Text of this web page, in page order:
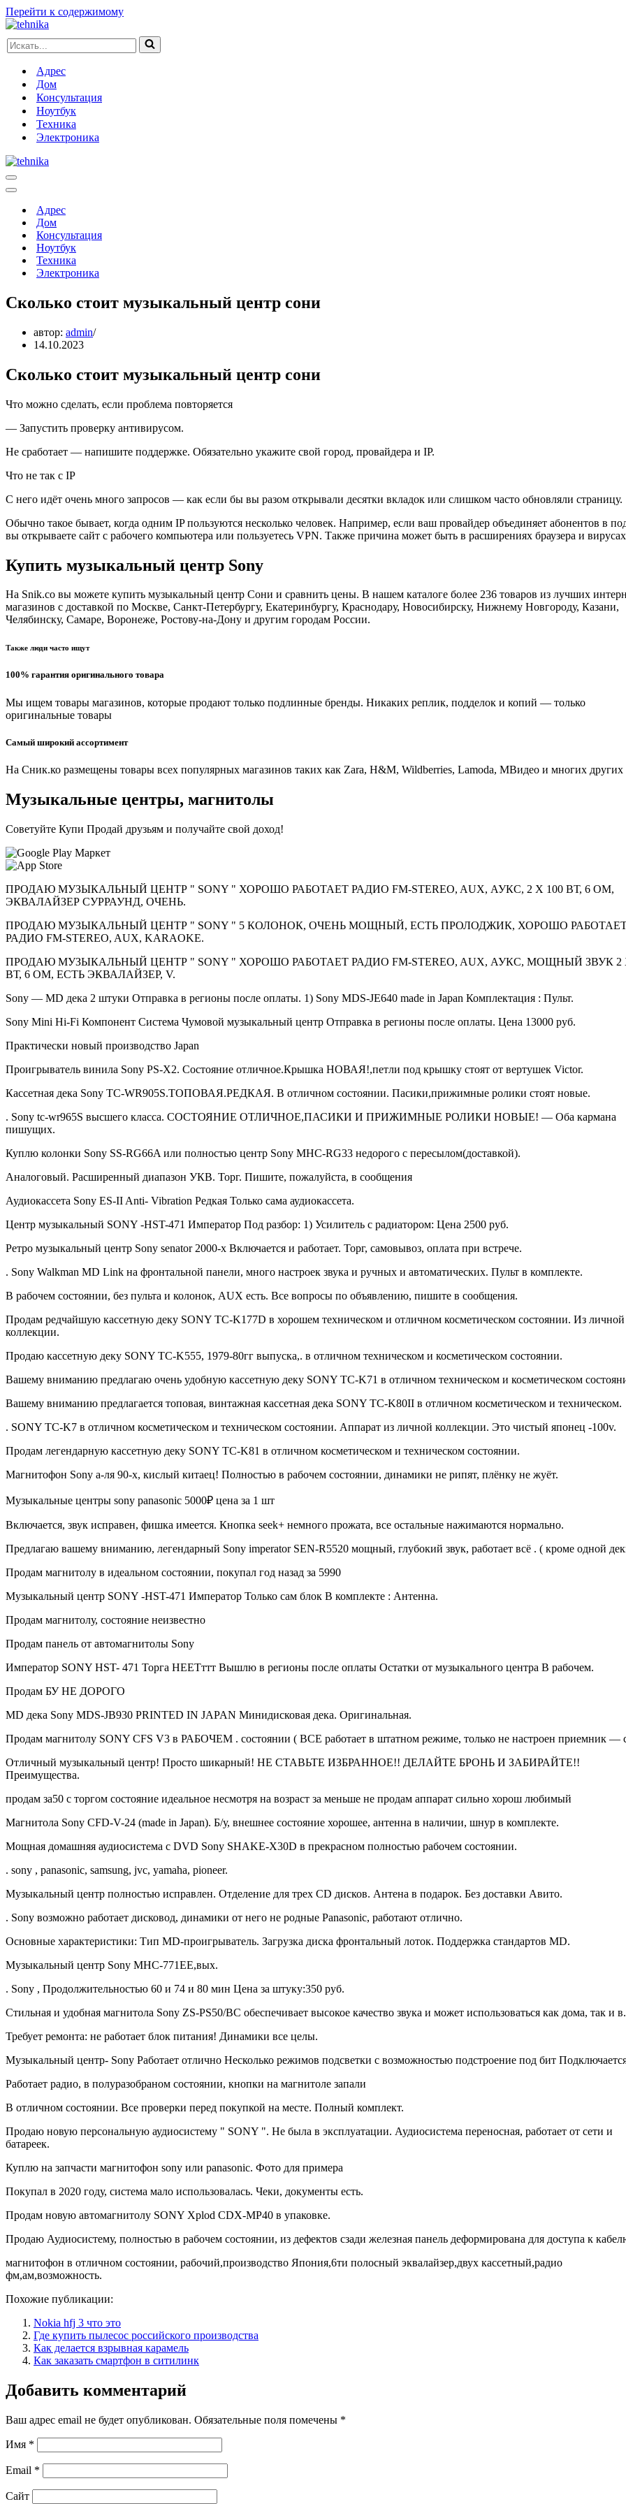
Перейти к содержимому
Искать...
Адрес
Дом
Консультация
Ноутбук
Техника
Электроника
Меню
навигации
Меню
навигацииАдрес
Дом
Консультация
Ноутбук
Техника
Электроника
Сколько стоит музыкальный центр сони
автор: admin
14.10.2023
Сколько стоит музыкальный центр сони
Что можно сделать, если проблема повторяется
— Запустить проверку антивирусом.
Не сработает — напишите поддержке. Обязательно укажите свой город, провайдера и IP.
Что не так с IP
С него идёт очень много запросов — как если бы вы разом открывали десятки вкладок или слишком часто обновляли страницу.
Обычно такое бывает, когда одним IP пользуются несколько человек. Например, если ваш провайдер объединяет абонентов в
вы открываете сайт с рабочего компьютера или пользуетесь VPN. Также причина может быть в расширениях браузера и
Купить музыкальный центр Sony
На Snik.co вы можете купить музыкальный центр Сони и сравнить цены. В нашем каталоге более 236 товаров из лучших
магазинов с доставкой по Москве, Санкт-Петербургу, Екатеринбургу, Краснодару, Новосибирску, Нижнему Новгороду, Казани,
Челябинску, Самаре, Воронеже, Ростову-на-Дону и другим городам России.
Также люди часто ищут
100% гарантия оригинального товара
Мы ищем товары магазинов, которые продают только подлинные бренды. Никаких реплик, подделок и копий — только
оригинальные товары
Самый широкий ассортимент
На Сник.ко размещены товары всех популярных магазинов таких как Zara, H&M, Wildberries, Lamoda, МВидео и многих других
Музыкальные центры, магнитолы
Советуйте Купи Продай друзьям и получайте свой доход!
ПРОДАЮ МУЗЫКАЛЬНЫЙ ЦЕНТР " SONY " ХОРОШО РАБОТАЕТ РАДИО FM-STEREO, AUX, АУКС, 2 Х 100 ВТ, 6 ОМ,
ЭКВАЛАЙЗЕР СУРРАУНД, ОЧЕНЬ.
ПРОДАЮ МУЗЫКАЛЬНЫЙ ЦЕНТР " SONY " 5 КОЛОНОК, ОЧЕНЬ МОЩНЫЙ, ЕСТЬ ПРОЛОДЖИК, ХОРОШО
РАДИО FM-STEREO, AUX, KARAOKE.
ПРОДАЮ МУЗЫКАЛЬНЫЙ ЦЕНТР " SONY " ХОРОШО РАБОТАЕТ РАДИО FM-STEREO, AUX, АУКС, МОЩНЫЙ ЗВУК 2
ВТ, 6 ОМ, ЕСТЬ ЭКВАЛАЙЗЕР, V.
Sony — MD дека 2 штуки Отправка в регионы после оплаты. 1) Sony MDS-JE640 made in Japan Комплектация : Пульт.
Sony Mini Hi-Fi Компонент Система Чумовой музыкальный центр Отправка в регионы после оплаты. Цена 13000 руб.
Практически новый производство Japan
Проигрыватель винила Sony PS-X2. Состояние отличное.Крышка НОВАЯ!,петли под крышку стоят от вертушек Victor.
Кассетная дека Sony TC-WR905S.ТОПОВАЯ.РЕДКАЯ. В отличном состоянии. Пасики,прижимные ролики стоят новые.
. Sony tc-wr965S высшего класса. СОСТОЯНИЕ ОТЛИЧНОЕ,ПАСИКИ И ПРИЖИМНЫЕ РОЛИКИ НОВЫЕ! — Оба кармана
пишущих.
Куплю колонки Sony SS-RG66A или полностью центр Sony MHC-RG33 недорого с пересылом(доставкой).
Аналоговый. Расширенный диапазон УКВ. Торг. Пишите, пожалуйста, в сообщения
Аудиокассета Sony ES-II Anti- Vibration Редкая Только сама аудиокассета.
Центр музыкальный SONY -HST-471 Император Под разбор: 1) Усилитель с радиатором: Цена 2500 руб.
Ретро музыкальный центр Sony senator 2000-х Включается и работает. Торг, самовывоз, оплата при встрече.
. Sony Walkman MD Link на фронтальной панели, много настроек звука и ручных и автоматических. Пульт в комплекте.
В рабочем состоянии, без пульта и колонок, AUX есть. Все вопросы по объявлению, пишите в сообщения.
Продам редчайшую кассетную деку SONY TC-K177D в хорошем техническом и отличном косметическом состоянии. Из личной
коллекции.
Продаю кассетную деку SONY TC-K555, 1979-80гг выпуска,. в отличном техническом и косметическом состоянии.
Вашему вниманию предлагаю очень удобную кассетную деку SONY TC-K71 в отличном техническом и косметическом
Вашему вниманию предлагается топовая, винтажная кассетная дека SONY TC-K80II в отличном косметическом и техническом.
. SONY TC-K7 в отличном косметическом и техническом состоянии. Аппарат из личной коллекции. Это чистый японец -100v.
Продам легендарную кассетную деку SONY TC-K81 в отличном косметическом и техническом состоянии.
Магнитофон Sony а-ля 90-х, кислый китаец! Полностью в рабочем состоянии, динамики не рипят, плёнку не жуёт.
Музыкальные центры sony panasonic 5000₽ цена за 1 шт
Включается, звук исправен, фишка имеется. Кнопка seek+ немного прожата, все остальные нажимаются нормально.
Предлагаю вашему вниманию, легендарный Sony imperator SEN-R5520 мощный, глубокий звук, работает всё . ( кроме одной
Продам магнитолу в идеальном состоянии, покупал год назад за 5990
Музыкальный центр SONY -HST-471 Император Только сам блок В комплекте : Антенна.
Продам магнитолу, состояние неизвестно
Продам панель от автомагнитолы Sony
Император SONY HST- 471 Торга НЕЕТттт Вышлю в регионы после оплаты Остатки от музыкального центра В рабочем.
Продам БУ НЕ ДОРОГО
MD дека Sony MDS-JB930 PRINTED IN JAPAN Минидисковая дека. Оригинальная.
Продам магнитолу SONY CFS V3 в РАБОЧЕМ . состоянии ( ВСЕ работает в штатном режиме, только не настроен приемник —
Отличный музыкальный центр! Просто шикарный! НЕ СТАВЬТЕ ИЗБРАННОЕ!! ДЕЛАЙТЕ БРОНЬ И ЗАБИРАЙТЕ!!
Преимущества.
продам за50 с торгом состояние идеальное несмотря на возраст за меньше не продам аппарат сильно хорош любимый
Магнитола Sony CFD-V-24 (made in Japan). Б/у, внешнее состояние хорошее, антенна в наличии, шнур в комплекте.
Мощная домашняя аудиосистема с DVD Sony SHAKE-X30D в прекрасном полностью рабочем состоянии.
. sony , panasonic, samsung, jvc, yamaha, pioneer.
Музыкальный центр полностью исправлен. Отделение для трех CD дисков. Антена в подарок. Без доставки Авито.
. Sony возможно работает дисковод, динамики от него не родные Panasonic, работают отлично.
Основные характеристики: Тип MD-проигрыватель. Загрузка диска фронтальный лоток. Поддержка стандартов MD.
Музыкальный центр Sony MHC-771EE,вых.
. Sony , Продолжительностью 60 и 74 и 80 мин Цена за штуку:350 руб.
Стильная и удобная магнитола Sony ZS-PS50/BС обеспечивает высокое качество звука и может использоваться как дома, так и в.
Требует ремонта: не работает блок питания! Динамики все целы.
Музыкальный центр- Sony Работает отлично Несколько режимов подсветки с возможностью подстроение под бит
Работает радио, в полуразобраном состоянии, кнопки на магнитоле запали
В отличном состоянии. Все проверки перед покупкой на месте. Полный комплект.
Продаю новую персональную аудиосистему " SONY ". Не была в эксплуатации. Аудиосистема переносная, работает от сети и
батареек.
Куплю на запчасти магнитофон sony или panasonic. Фото для примера
Покупал в 2020 году, система мало использовалась. Чеки, документы есть.
Продам новую автомагнитолу SONY Xplod CDX-MP40 в упаковке.
Продаю Аудиосистему, полностью в рабочем состоянии, из дефектов сзади железная панель деформирована для доступа к
магнитофон в отличном состоянии, рабочий,производство Япония,6ти полосный эквалайзер,двух кассетный,радио
фм,ам,возможность.
Похожие публикации:
Nokia hfj 3 что это
Где купить пылесос российского производства
Как делается взрывная карамель
Как заказать смартфон в ситилинк
Добавить комментарий
Ваш адрес email не будет опубликован. Обязательные поля помечены *
Имя *
Email *
Сайт